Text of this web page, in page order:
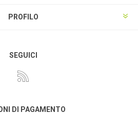
PROFILO
SEGUICI
DI PAGAMENTO